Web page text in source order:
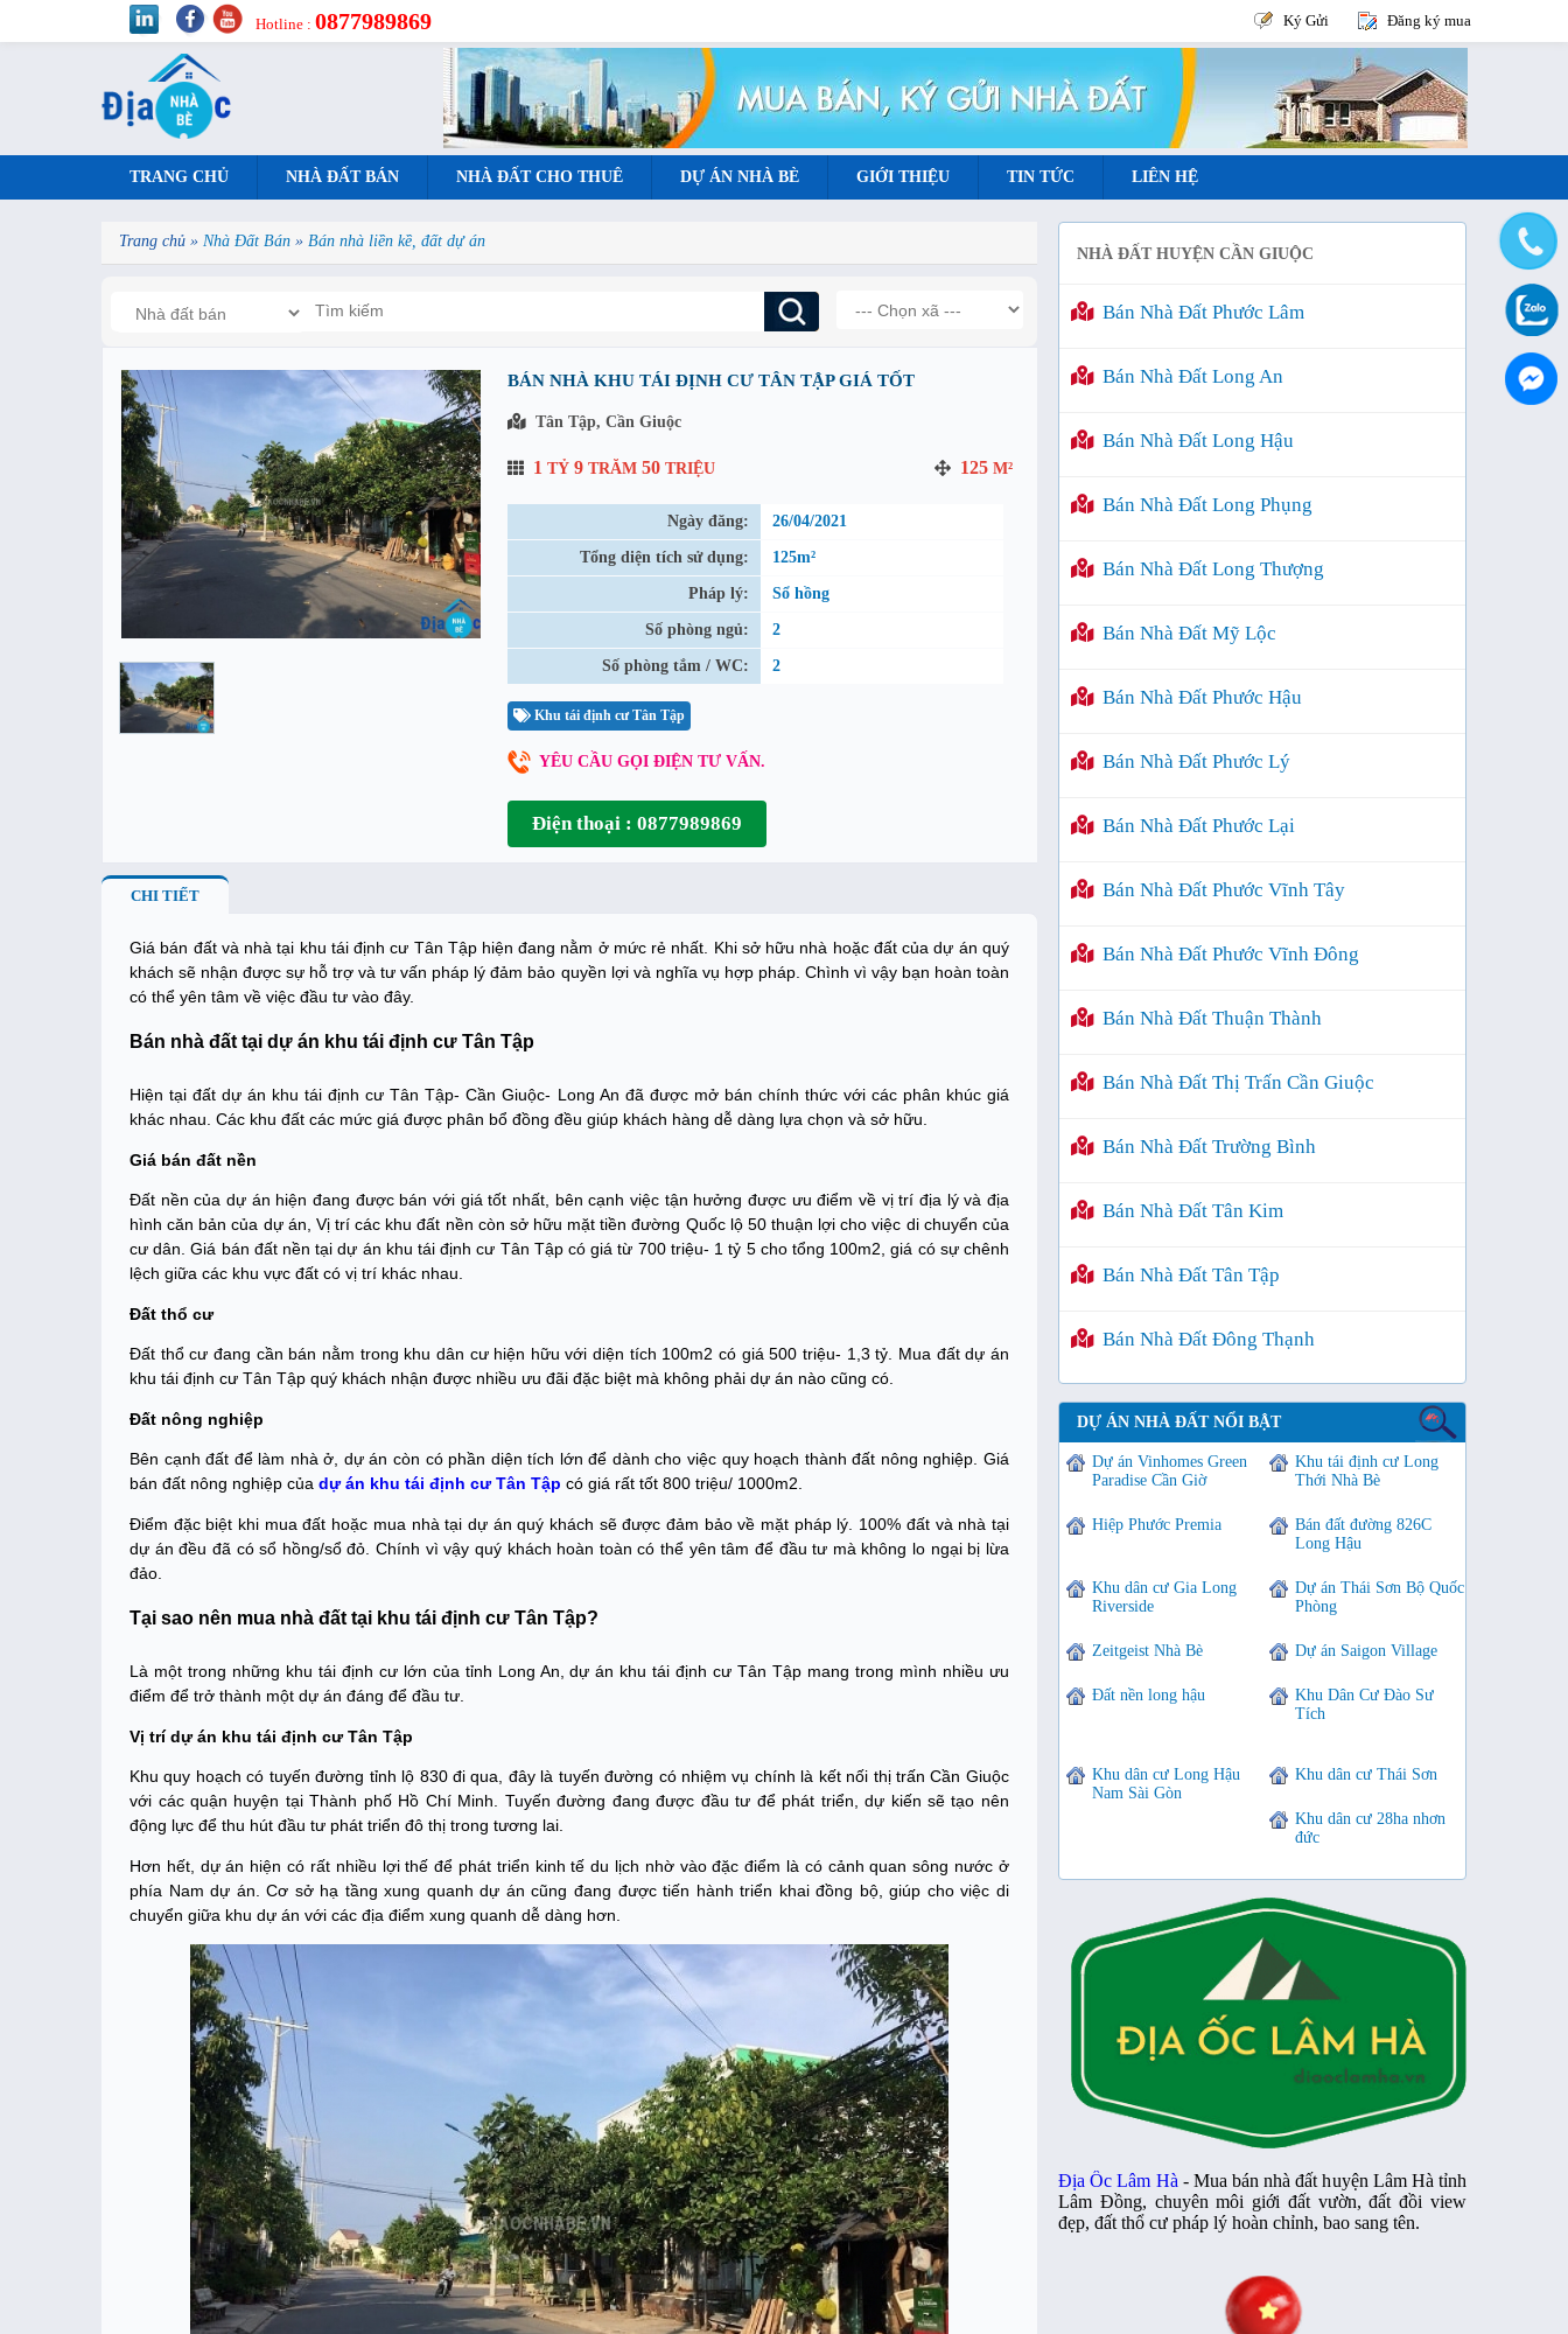
Hotline : 0877989869 Ký Gửi Đăng ký mua
TRANG CHỦ NHÀ ĐẤT BÁN NHÀ ĐẤT CHO THUÊ DỰ ÁN NHÀ BÈ GIỚI THIỆU TIN TỨC LIÊN HỆ
Trang chủ » Nhà Đất Bán » Bán nhà liền kề, đất dự án
BÁN NHÀ KHU TÁI ĐỊNH CƯ TÂN TẬP GIÁ TỐT
Tân Tập, Cần Giuộc
1TỶ 9TRĂM 50TRIỆU 125M²
Ngày đăng: 26/04/2021
Tổng diện tích sử dụng: 125m²
Pháp lý: Sổ hồng
Số phòng ngủ: 2
Số phòng tắm / WC: 2
Khu tái định cư Tân Tập
YÊU CẦU GỌI ĐIỆN TƯ VẤN.
Điện thoại : 0877989869
CHI TIẾT
Giá bán đất và nhà tại khu tái định cư Tân Tập hiện đang nằm ở mức rẻ nhất. Khi sở hữu nhà hoặc đất của dự án quý
khách sẽ nhận được sự hỗ trợ và tư vấn pháp lý đảm bảo quyền lợi và nghĩa vụ hợp pháp. Chình vì vậy bạn hoàn toàn
có thể yên tâm về việc đầu tư vào đây.
Bán nhà đất tại dự án khu tái định cư Tân Tập
Hiện tại đất dự án khu tái định cư Tân Tập- Cần Giuộc- Long An đã được mở bán chính thức với các phân khúc giá
khác nhau. Các khu đất các mức giá được phân bổ đồng đều giúp khách hàng dễ dàng lựa chọn và sở hữu.
Giá bán đất nền
Đất nền của dự án hiện đang được bán với giá tốt nhất, bên cạnh việc tận hưởng được ưu điểm về vị trí địa lý và địa
hình căn bản của dự án, Vị trí các khu đất nền còn sở hữu mặt tiền đường Quốc lộ 50 thuận lợi cho việc di chuyển của
cư dân. Giá bán đất nền tại dự án khu tái định cư Tân Tập có giá từ 700 triệu- 1 tỷ 5 cho tổng 100m2, giá có sự chênh
lệch giữa các khu vực đất có vị trí khác nhau.
Đất thổ cư
Đất thổ cư đang cần bán nằm trong khu dân cư hiện hữu với diện tích 100m2 có giá 500 triệu- 1,3 tỷ. Mua đất dự án
khu tái định cư Tân Tập quý khách nhận được nhiều ưu đãi đặc biệt mà không phải dự án nào cũng có.
Đất nông nghiệp
Bên cạnh đất để làm nhà ở, dự án còn có phần diện tích lớn để dành cho việc quy hoạch thành đất nông nghiệp. Giá
bán đất nông nghiệp củadự án khu tái định cư Tân Tập có giá rất tốt 800 triệu/ 1000m2.
Điểm đặc biệt khi mua đất hoặc mua nhà tại dự án quý khách sẽ được đảm bảo về mặt pháp lý. 100% đất và nhà tại
dự án đều đã có sổ hồng/sổ đỏ. Chính vì vậy quý khách hoàn toàn có thể yên tâm để đầu tư mà không lo ngại bị lừa
đảo.
Tại sao nên mua nhà đất tại khu tái định cư Tân Tập?
Là một trong những khu tái định cư lớn của tỉnh Long An, dự án khu tái định cư Tân Tập mang trong mình nhiều ưu
điểm để trở thành một dự án đáng để đầu tư.
Vị trí dự án khu tái định cư Tân Tập
Khu quy hoạch có tuyến đường tỉnh lộ 830 đi qua, đây là tuyến đường có nhiệm vụ chính là kết nối thị trấn Cần Giuộc
với các quận huyện tại Thành phố Hồ Chí Minh. Tuyến đường đang được đầu tư để phát triển, dự kiến sẽ tạo nên
động lực để thu hút đầu tư phát triển đô thị trong tương lai.
Hơn hết, dự án hiện có rất nhiều lợi thế để phát triển kinh tế du lịch nhờ vào đặc điểm là có cảnh quan sông nước ở
phía Nam dự án. Cơ sở hạ tầng xung quanh dự án cũng đang được tiến hành triển khai đồng bộ, giúp cho việc di
chuyển giữa khu dự án với các địa điểm xung quanh dễ dàng hơn.
NHÀ ĐẤT HUYỆN CẦN GIUỘC
Bán Nhà Đất Phước Lâm
Bán Nhà Đất Long An
Bán Nhà Đất Long Hậu
Bán Nhà Đất Long Phụng
Bán Nhà Đất Long Thượng
Bán Nhà Đất Mỹ Lộc
Bán Nhà Đất Phước Hậu
Bán Nhà Đất Phước Lý
Bán Nhà Đất Phước Lại
Bán Nhà Đất Phước Vĩnh Tây
Bán Nhà Đất Phước Vĩnh Đông
Bán Nhà Đất Thuận Thành
Bán Nhà Đất Thị Trấn Cần Giuộc
Bán Nhà Đất Trường Bình
Bán Nhà Đất Tân Kim
Bán Nhà Đất Tân Tập
Bán Nhà Đất Đông Thạnh
DỰ ÁN NHÀ ĐẤT NỔI BẬT
Dự án Vinhomes Green
Paradise Cần Giờ
Khu tái định cư Long
Thới Nhà Bè
Hiệp Phước Premia
Bán đất đường 826C
Long Hậu
Khu dân cư Gia Long
Riverside
Dự án Thái Sơn Bộ Quốc
Phòng
Zeitgeist Nhà Bè Dự án Saigon Village
Đất nền long hậu
Khu Dân Cư Đào Sư
Tích
Khu dân cư Long Hậu
Nam Sài Gòn
Khu dân cư Thái Sơn
Khu dân cư 28ha nhơn
đức
Địa Ốc Lâm Hà - Mua bán nhà đất huyện Lâm Hà tỉnh
Lâm Đồng, chuyên môi giới đất vườn, đất đồi view
đẹp, đất thổ cư pháp lý hoàn chỉnh, bao sang tên.